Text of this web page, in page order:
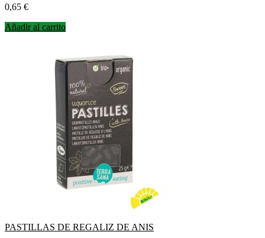
Precio
0,65 €
Añadir al carrito
PASTILLAS DE REGALIZ DE ANIS